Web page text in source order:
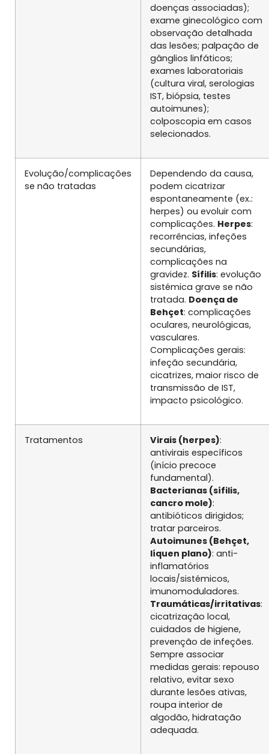
doenças associadas);
exame ginecológico com
observação detalhada
das lesões; palpação de
gânglios linfáticos;
exames laboratoriais
(cultura viral, serologias
IST, biópsia, testes
autoimunes);
colposcopia em casos
selecionados.
Evolução/complicações
se não tratadas
Dependendo da causa,
podem cicatrizar
espontaneamente (ex.:
herpes) ou evoluir com
complicações. Herpes:
recorrências, infeções
secundárias,
complicações na
gravidez. Sífilis: evolução
sistémica grave se não
tratada. Doença de
Behçet: complicações
oculares, neurológicas,
vasculares.
Complicações gerais:
infeção secundária,
cicatrizes, maior risco de
transmissão de IST,
impacto psicológico.
Tratamentos Virais (herpes):
antivirais específicos
(início precoce
fundamental).
Bacterianas (sífilis,
cancro mole):
antibióticos dirigidos;
tratar parceiros.
Autoimunes (Behçet,
líquen plano): anti-
inflamatórios
locais/sistémicos,
imunomoduladores.
Traumáticas/irritativas:
cicatrização local,
cuidados de higiene,
prevenção de infeções.
Sempre associar
medidas gerais: repouso
relativo, evitar sexo
durante lesões ativas,
roupa interior de
algodão, hidratação
adequada.